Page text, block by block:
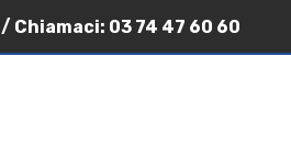
/ Chiamaci: 03 74 47 60 60